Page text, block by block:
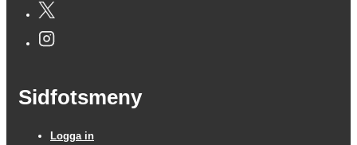
Sidfotsmeny
Logga in